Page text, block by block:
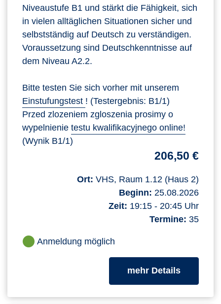
Niveaustufe B1 und stärkt die Fähigkeit, sich
in vielen alltäglichen Situationen sicher und
selbstständig auf Deutsch zu verständigen.
Voraussetzung sind Deutschkenntnisse auf
dem Niveau A2.2.
Bitte testen Sie sich vorher mit unserem
Einstufungstest ! (Testergebnis: B1/1)
Przed zlozeniem zgloszenia prosimy o
wypelnienie testu kwalifikacyjnego online!
(Wynik B1/1)
206,50 €
Ort: VHS, Raum 1.12 (Haus 2)
Beginn: 25.08.2026
Zeit: 19:15 - 20:45 Uhr
Termine: 35
Anmeldung möglich
mehr Detailszum